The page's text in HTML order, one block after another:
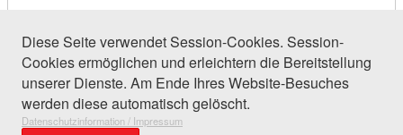
27 Einträge gefunden (1 von 2)
Diese Seite verwendet Session-Cookies. Session-
Cookies ermöglichen und erleichtern die Bereitstellung
unserer Dienste. Am Ende Ihres Website-Besuches
werden diese automatisch gelöscht.
Datenschutzinformation / Impressum